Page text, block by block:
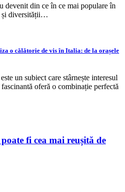
devenit din ce în ce mai populare în
și diversității…
o călătorie de vis în Italia: de la orașele
un subiect care stârnește interesul
oferă o combinație perfectă
fi cea mai reușită de